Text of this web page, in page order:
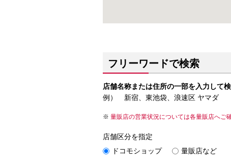
フリーワードで検索
店舗名称または住所の一部を入力して
例） 新宿、東池袋、浪速区 ヤマダ
量販店の営業状況については各量販店へご
店舗区分を指定
ドコモショップ
量販店など